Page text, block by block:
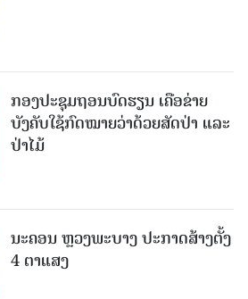
ກອງປະຊຸມຖອນບົດຮຽນ ເຄືອຂ່າຍ
ບັງຄັບໃຊ້ກົດໝາຍວ່າດ້ວຍສັດປ່າ ແລະ
ປ່າໄມ້
ນະຄອນ ຫຼວງພະບາງ ປະ​ກາດ​ສ້າງ​ຕັ້ງ
4 ຕາແສງ